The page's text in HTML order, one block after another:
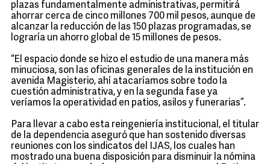
plazas fundamentalmente administrativas, permitirá
ahorrar cerca de cinco millones 700 mil pesos, aunque de
alcanzar la reducción de las 150 plazas programadas, se
lograría un ahorro global de 15 millones de pesos.
“El espacio donde se hizo el estudio de una manera más
minuciosa, son las oficinas generales de la institución en
avenida Magisterio, ahí atacaríamos sobre todo la
cuestión administrativa, y en la segunda fase ya
veríamos la operatividad en patios, asilos y funerarias”.
Para llevar a cabo esta reingeniería institucional, el titular
de la dependencia aseguró que han sostenido diversas
reuniones con los sindicatos del IJAS, los cuales han
mostrado una buena disposición para disminuir la nómina